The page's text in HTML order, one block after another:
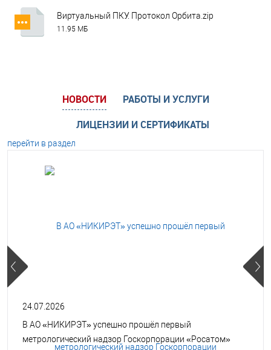
Виртуальный ПКУ. Протокол Орбита.zip
11.95 МБ
НОВОСТИ
РАБОТЫ И УСЛУГИ
ЛИЦЕНЗИИ И СЕРТИФИКАТЫ
перейти в раздел
24.07.2026
В АО «НИКИРЭТ» успешно прошёл первый
метрологический надзор Госкорпорации «Росатом»